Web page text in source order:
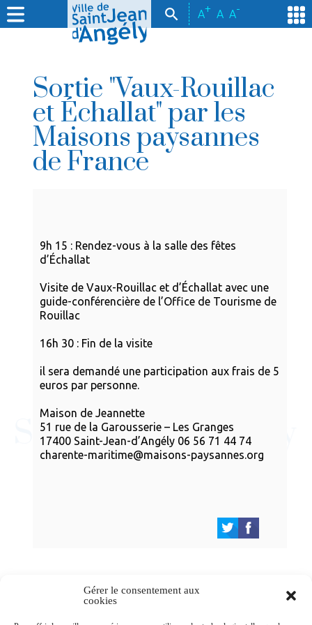
Gérer le consentement aux
cookies
A+ A A-
Sortie "Vaux-Rouillac
et Échallat" par les
Maisons paysannes
de France
9h 15 : Rendez-vous à la salle des fêtes
d’Échallat
Visite de Vaux-Rouillac et d’Échallat avec une
guide-conférencière de l’Office de Tourisme de
Rouillac
16h 30 : Fin de la visite
il sera demandé une participation aux frais de 5
euros par personne.
Maison de Jeannette
51 rue de la Garousserie – Les Granges
17400 Saint-Jean-d’Angély 06 56 71 44 74
charente-maritime@maisons-paysannes.org